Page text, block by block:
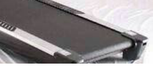
: 200x90x37cm